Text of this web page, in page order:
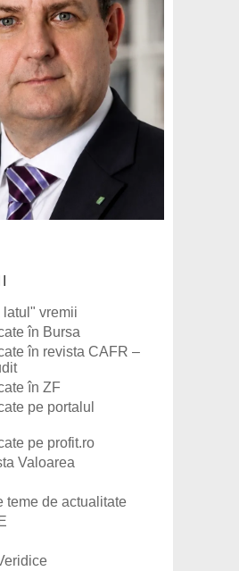
vremii
în Bursa
în revista CAFR –
în ZF
pe portalul
pe profit.ro
Valoarea
teme de actualitate